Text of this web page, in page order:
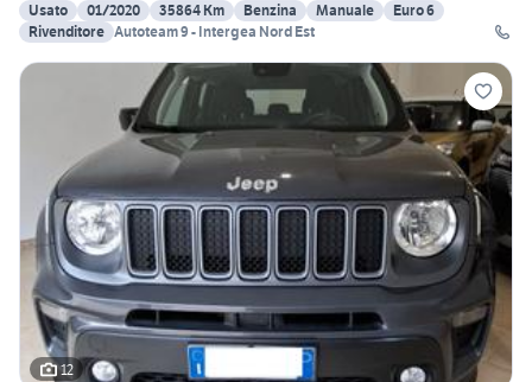
Usato
01/2020 35864 Km Benzina Manuale
Euro 6
Rivenditore Autoteam 9 - Intergea Nord Est
12